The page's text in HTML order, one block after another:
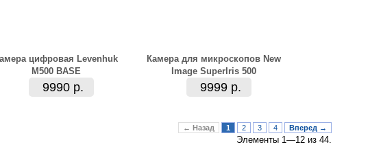
цифровая Levenhuk
M500 BASE
9990 р.
Камера для микроскопов New
Image SuperIris 500
9999 р.
← Назад 1 2 3 4 Вперед →
Элементы 1—12 из 44.